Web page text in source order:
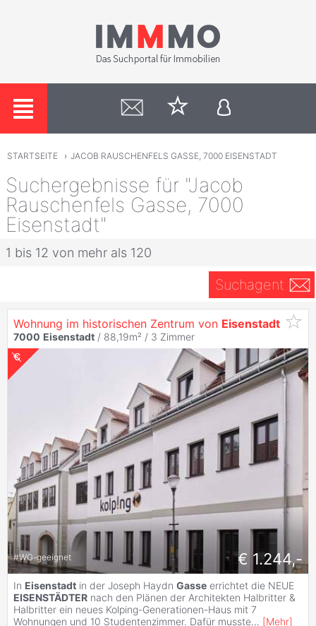
STARTSEITE › JACOB RAUSCHENFELS GASSE, 7000 EISENSTADT
Suchergebnisse für "Jacob
Rauschenfels Gasse, 7000
Eisenstadt"
1 bis 12 von mehr als 120
Suchagent
Wohnung im historischen Zentrum von Eisenstadt
7000 Eisenstadt / 88,19m² / 3 Zimmer
#WG-geeignet € 1.244,-
In Eisenstadt in der Joseph Haydn Gasse errichtet die NEUE
EISENSTÄDTER nach den Plänen der Architekten Halbritter &
Halbritter ein neues Kolping-Generationen-Haus mit 7
Wohnungen und 10 Studentenzimmer. Dafür musste... [Mehr]